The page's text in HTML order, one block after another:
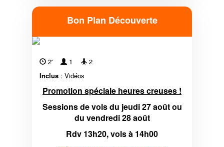
Bon Plan Découverte
2' 1
2
Inclus : Vidéos
Promotion spéciale heures creuses !
Sessions de vols du jeudi 27 août ou
du vendredi 28 août
Rdv 13h20, vols à 14h00